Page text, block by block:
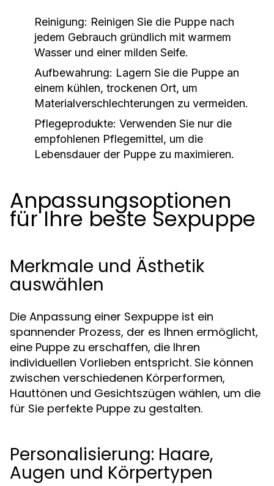
Reinigung: Reinigen Sie die Puppe nach
jedem Gebrauch gründlich mit warmem
Wasser und einer milden Seife.
Aufbewahrung: Lagern Sie die Puppe an
einem kühlen, trockenen Ort, um
Materialverschlechterungen zu vermeiden.
Pflegeprodukte: Verwenden Sie nur die
empfohlenen Pflegemittel, um die
Lebensdauer der Puppe zu maximieren.
Anpassungsoptionen
für Ihre beste Sexpuppe
Merkmale und Ästhetik
auswählen
Die Anpassung einer Sexpuppe ist ein
spannender Prozess, der es Ihnen ermöglicht,
eine Puppe zu erschaffen, die Ihren
individuellen Vorlieben entspricht. Sie können
zwischen verschiedenen Körperformen,
Hauttönen und Gesichtszügen wählen, um die
für Sie perfekte Puppe zu gestalten.
Personalisierung: Haare,
Augen und Körpertypen